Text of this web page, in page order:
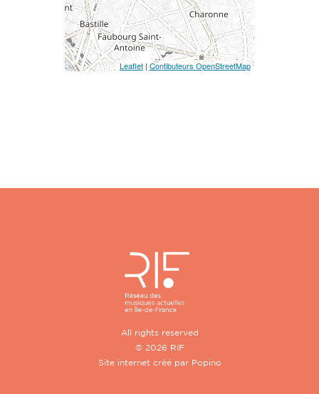
Leaflet| Contibuteurs OpenStreetMap
All rights reserved
© 2026 RIF
Site internet créé par Popino